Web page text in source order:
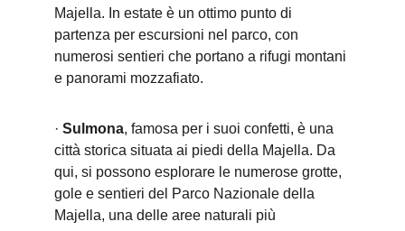
Majella. In estate è un ottimo punto di
partenza per escursioni nel parco, con
numerosi sentieri che portano a rifugi montani
e panorami mozzafiato.
· Sulmona, famosa per i suoi confetti, è una
città storica situata ai piedi della Majella. Da
qui, si possono esplorare le numerose grotte,
gole e sentieri del Parco Nazionale della
Majella, una delle aree naturali più